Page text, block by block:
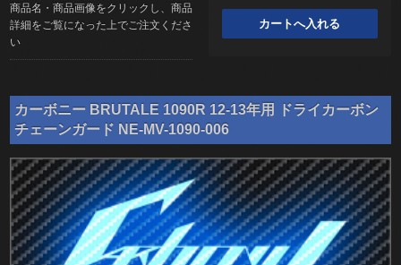
商品名・商品画像をクリックし、商品
詳細をご覧になった上でご注文くださ
い
カーボニー BRUTALE 1090R 12-13年用 ドライカーボン
チェーンガード NE-MV-1090-006